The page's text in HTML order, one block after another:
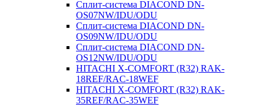
Сплит-система DIACOND DN-
OS07NW/IDU/ODU
Сплит-система DIACOND DN-
OS09NW/IDU/ODU
Сплит-система DIACOND DN-
OS12NW/IDU/ODU
HITACHI X-COMFORT (R32) RAK-
18REF/RAC-18WEF
HITACHI X-COMFORT (R32) RAK-
35REF/RAC-35WEF